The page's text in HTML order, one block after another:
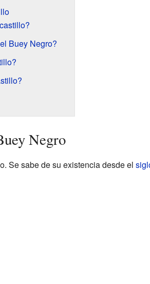
Buey Negro?
Negro
Se sabe de su existencia desde el